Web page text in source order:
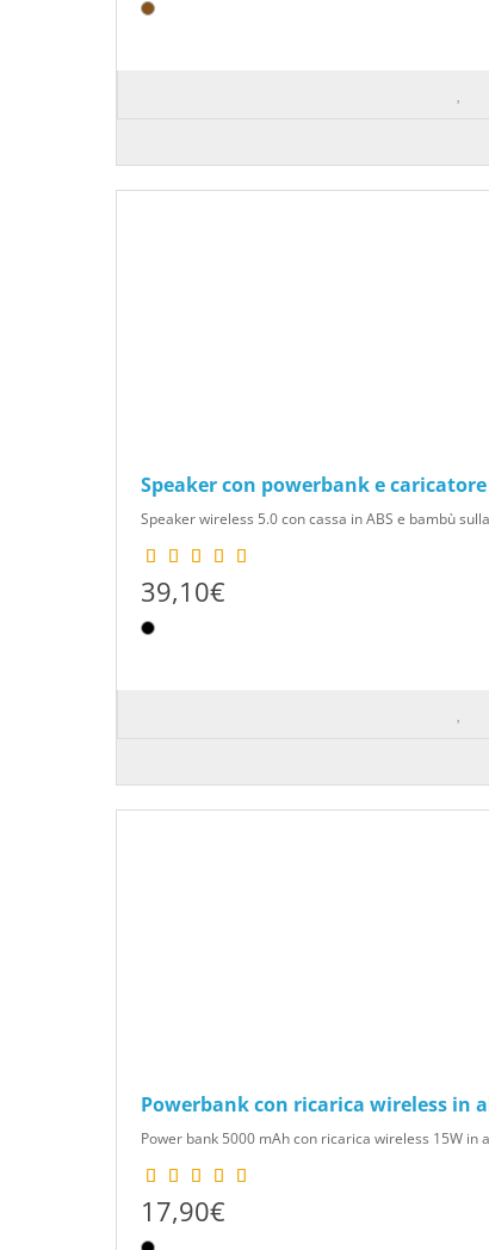
Speaker con powerbank e
Speaker wireless 5.0 con cassa in ABS e bambù
39,10€
Powerbank con ricarica wireless in
Power bank 5000 mAh con ricarica wireless 15W in
17,90€